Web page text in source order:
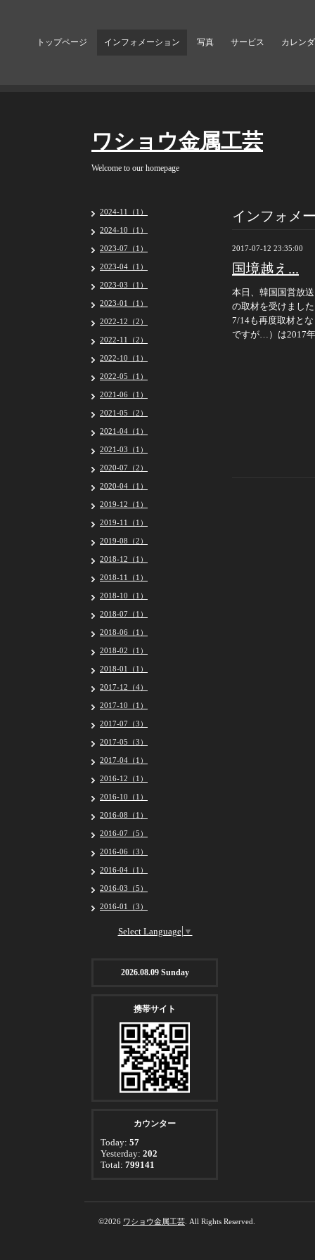
トップページ インフォメーション 写真 サービス カレン
ワショウ金属工芸
Welcome to our homepage
インフォメ
2017-07-12 23:35:00
国境越え...
本日、韓国国営放
の取材を受けまし
7/14も再度取材と
ですが…）は2017
2024-11（1）
2024-10（1）
2023-07（1）
2023-04（1）
2023-03（1）
2023-01（1）
2022-12（2）
2022-11（2）
2022-10（1）
2022-05（1）
2021-06（1）
2021-05（2）
2021-04（1）
2021-03（1）
2020-07（2）
2020-04（1）
2019-12（1）
2019-11（1）
2019-08（2）
2018-12（1）
2018-11（1）
2018-10（1）
2018-07（1）
2018-06（1）
2018-02（1）
2018-01（1）
2017-12（4）
2017-10（1）
2017-07（3）
2017-05（3）
2017-04（1）
2016-12（1）
2016-10（1）
2016-08（1）
2016-07（5）
2016-06（3）
2016-04（1）
2016-03（5）
2016-01（3）
Select Language ▼
2026.08.09 Sunday
携帯サイト
カウンター
Today: 57
Yesterday: 202
Total: 799141
©2026 ワショウ金属工芸 . All Rights Reserved.